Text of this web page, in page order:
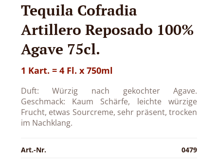
Tequila Cofradia
Artillero Reposado 100%
Agave 75cl.
1 Kart. = 4 Fl. x 750ml
Duft: Würzig nach gekochter Agave.
Geschmack: Kaum Schärfe, leichte würzige
Frucht, etwas Sourcreme, sehr präsent, trocken
im Nachklang.
Art.-Nr. 0479